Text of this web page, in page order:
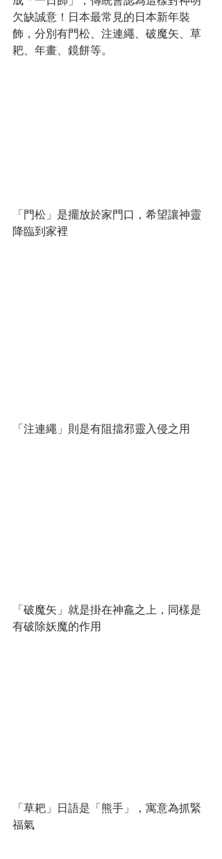
欠缺誠意！日本最常見的日本新年裝
飾，分別有門松、注連繩、破魔矢、草
耙、年畫、鏡餅等。
「門松」是擺放於家門口，希望讓神靈
降臨到家裡
「注連繩」則是有阻擋邪靈入侵之用
「破魔矢」就是掛在神龕之上，同樣是
有破除妖魔的作用
「草耙」日語是「熊手」，寓意為抓緊
福氣